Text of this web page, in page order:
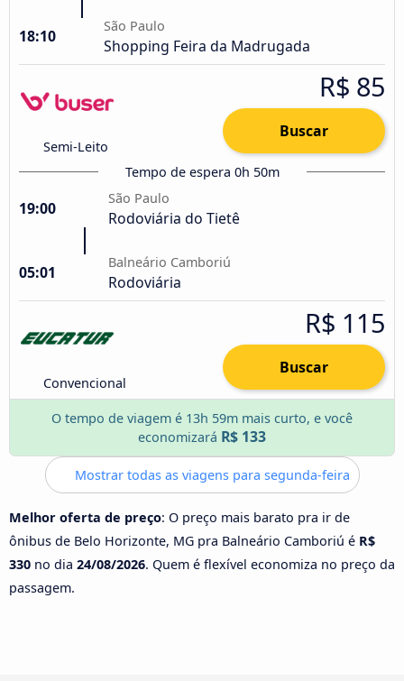
18:10
São Paulo
Shopping Feira da Madrugada
Semi-Leito
R$ 85
Buscar
Tempo de espera 0h 50m
19:00
São Paulo
Rodoviária do Tietê
05:01
Balneário Camboriú
Rodoviária
Convencional
R$ 115
Buscar
O tempo de viagem é 13h 59m mais curto, e você
economizará R$ 133
Mostrar todas as viagens para segunda-feira
Melhor oferta de preço: O preço mais barato pra ir de
ônibus de Belo Horizonte, MG pra Balneário Camboriú é R$
330 no dia 24/08/2026. Quem é flexível economiza no preço da
passagem.